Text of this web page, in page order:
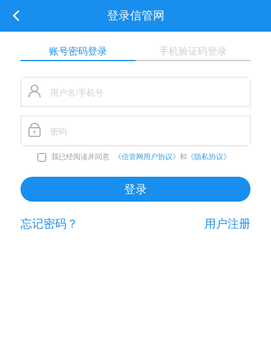
登录信管网
账号密码登录 手机验证码登录
我已经阅读并同意 《信管网用户协议》 和 《隐私协议》
忘记密码？ 用户注册